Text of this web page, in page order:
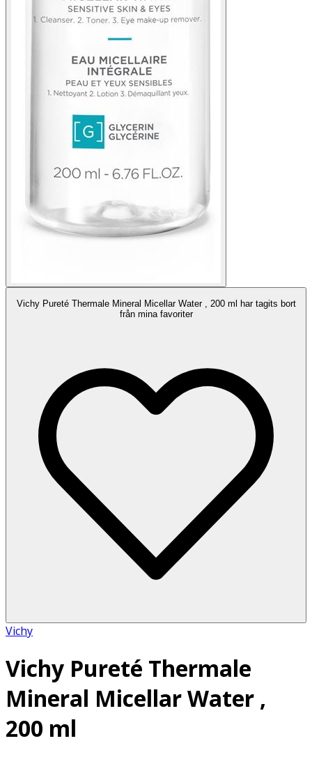
Vichy Pureté Thermale Mineral Micellar Water , 200 ml har tagits bort
från mina favoriter
Vichy
Vichy Pureté Thermale
Mineral Micellar Water ,
200 ml